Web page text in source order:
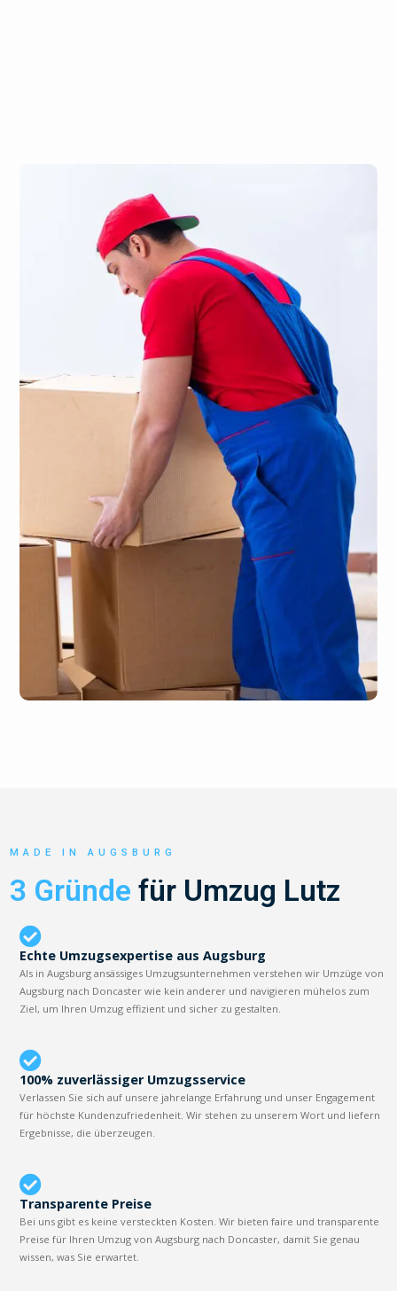
MADE IN AUGSBURG
3 Gründe für Umzug Lutz
Echte Umzugsexpertise aus Augsburg
Als in Augsburg ansässiges Umzugsunternehmen verstehen wir Umzüge von
Augsburg nach Doncaster wie kein anderer und navigieren mühelos zum
Ziel, um Ihren Umzug effizient und sicher zu gestalten.
100% zuverlässiger Umzugsservice
Verlassen Sie sich auf unsere jahrelange Erfahrung und unser Engagement
für höchste Kundenzufriedenheit. Wir stehen zu unserem Wort und liefern
Ergebnisse, die überzeugen.
Transparente Preise
Bei uns gibt es keine versteckten Kosten. Wir bieten faire und transparente
Preise für Ihren Umzug von Augsburg nach Doncaster, damit Sie genau
wissen, was Sie erwartet.